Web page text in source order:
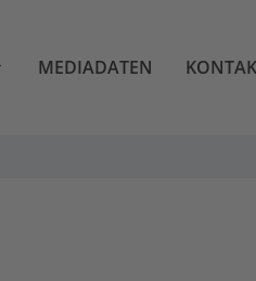
MEDIADATEN